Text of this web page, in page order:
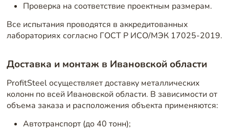
Проверка на соответствие проектным размерам.
Все испытания проводятся в аккредитованных
лабораториях согласно ГОСТ Р ИСО/МЭК 17025-2019.
Доставка и монтаж в Ивановской области
ProfitSteel осуществляет доставку металлических
колонн по всей Ивановской области. В зависимости от
объема заказа и расположения объекта применяются:
Автотранспорт (до 40 тонн);